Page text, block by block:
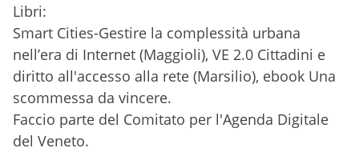
Libri:
Smart Cities-Gestire la complessità urbana
nell’era di Internet (Maggioli), VE 2.0 Cittadini e
diritto all'accesso alla rete (Marsilio), ebook Una
scommessa da vincere.
Faccio parte del Comitato per l'Agenda Digitale
del Veneto.